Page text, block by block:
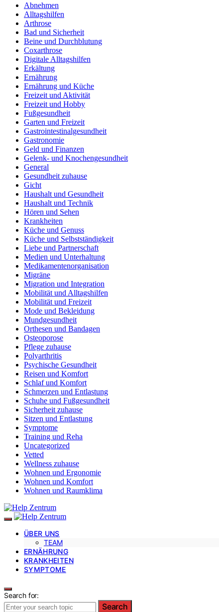
Abnehmen
Alltagshilfen
Arthrose
Bad und Sicherheit
Beine und Durchblutung
Coxarthrose
Digitale Alltagshilfen
Erkältung
Ernährung
Ernährung und Küche
Freizeit und Aktivität
Freizeit und Hobby
Fußgesundheit
Garten und Freizeit
Gastrointestinalgesundheit
Gastronomie
Geld und Finanzen
Gelenk- und Knochengesundheit
General
Gesundheit zuhause
Gicht
Haushalt und Gesundheit
Haushalt und Technik
Hören und Sehen
Krankheiten
Küche und Genuss
Küche und Selbstständigkeit
Liebe und Partnerschaft
Medien und Unterhaltung
Medikamentenorganisation
Migräne
Migration und Integration
Mobilität und Alltagshilfen
Mobilität und Freizeit
Mode und Bekleidung
Mundgesundheit
Orthesen und Bandagen
Osteoporose
Pflege zuhause
Polyarthritis
Psychische Gesundheit
Reisen und Komfort
Schlaf und Komfort
Schmerzen und Entlastung
Schuhe und Fußgesundheit
Sicherheit zuhause
Sitzen und Entlastung
Symptome
Training und Reha
Uncategorized
Vetted
Wellness zuhause
Wohnen und Ergonomie
Wohnen und Komfort
Wohnen und Raumklima
ÜBER UNS
TEAM
ERNÄHRUNG
KRANKHEITEN
SYMPTOME
Search for:
Search